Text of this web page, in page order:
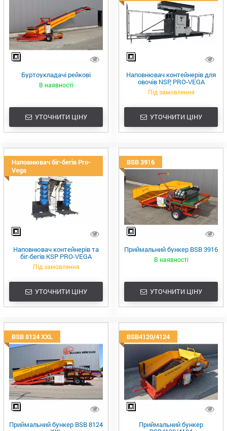
Буртоукладачі рейкові
В наявності
УТОЧНИТИ ЦІНУ
Наповнювач контейнерів для
овочів NSP, PRO-VEGA
Під замовлення
УТОЧНИТИ ЦІНУ
Наповнювач біг-бегів Pro-
Vega
Наповнювач контейнерів та
біг-бегів KSP PRO-VEGA
Під замовлення
УТОЧНИТИ ЦІНУ
BSB 3916
Приймальний бункер BSB 3916
В наявності
УТОЧНИТИ ЦІНУ
BSB 8124 XXL
Приймальний бункер BSB 8124
BSB4120/4124
Приймальний бункер